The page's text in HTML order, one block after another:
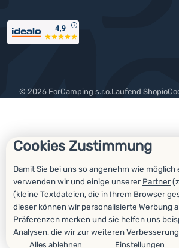
Cookies Zustimmung
Damit Sie bei uns so angenehm wie
verwenden wir und einige unserer Partner
(kleine Textdateien, die in Ihrem Browser
dieser können wir personalisierte Werbung
Präferenzen merken und sie helfen uns
Analysen, die wir zur weiteren
Alles ablehnen Einstellungen
Auszeichnungen
© 2026 ForCamping s.r.o. laufend Shopio